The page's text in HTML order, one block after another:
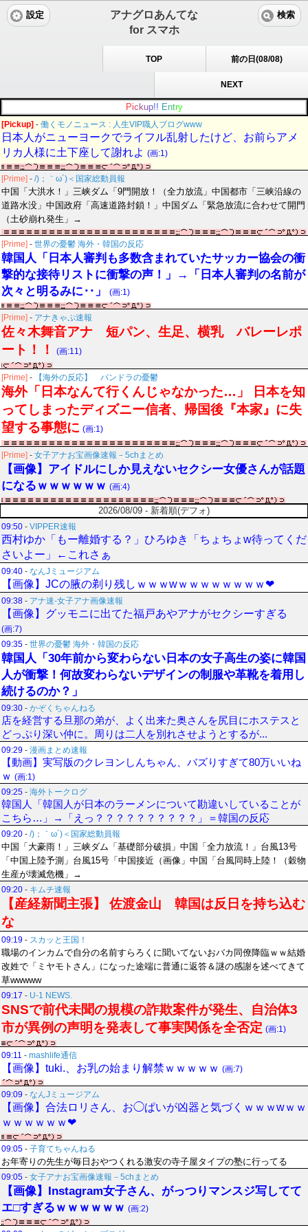
アナグロあんてな
for スマホ
設定 検索
TOP 前の日(08/08)
NEXT
Pic kup!! Entry
[Pickup] - 働くモノニュース : 人生VIP職人ブログwww
日本人がニューヨークでライフル乱射したけど、お前らアメ
リカ人様に土下座して謝れよ (画:1)
[Prime] - /)；｀ω´)＜国家総動員報
中国「大洪水！」三峡ダム「9門開放！（全力放流」中国都市「三峡沿線の
道路水没」中国政府「高速道路封鎖！」中国ダム「緊急放流に合わせて開門
（土砂崩れ発生」→
[Prime] - 世界の憂鬱 海外・韓国の反応
韓国人「日本人審判も多数含まれていたサッカー協会の衝
撃的な接待リストに衝撃の声！」→「日本人審判の名前が
次々と明るみに‥」
(画:1)
[Prime] - アナきゃぷ速報
佐々木舞音アナ 短パン、生足、横乳 バレーレポ
ート！！
(画:11)
[Prime] - 【海外の反応】 パンドラの憂鬱
海外「日本なんて行くんじゃなかった…」 日本を知
ってしまったディズニー信者、帰国後『本家』に失
望する事態に (画:1)
[Prime] - 女子アナお宝画像速報－5chまとめ
【画像】アイドルにしか見えないセクシー女優さんが話題
になるｗｗｗｗｗｗ (画:4)
2026/08/09 - 新着順(デフォ)
09:50 - VIPPER速報
西村ゆか「もー離婚する？」ひろゆき「ちょちょw待ってくだ
さいよー」←これさぁ
09:40 - なんJミュージアム
【画像】JCの腋の剃り残しｗｗｗwｗｗｗｗｗｗｗｗ❤
09:38 - アナ速‐女子アナ画像速報
【画像】グッモニに出てた福戸あやアナがセクシーすぎる
(画:7)
09:35 - 世界の憂鬱 海外・韓国の反応
韓国人「30年前から変わらない日本の女子高生の姿に韓国
人が衝撃！何故変わらないデザインの制服や革靴を着用し
続けるのか？」
09:30 - かぞくちゃんねる
店を経営する旦那の弟が、よく出来た奥さんを尻目にホステスと
どっぷり深い仲に。周りは二人を別れさせようとするが...
09:29 - 漫画まとめ速報
【動画】実写版のクレヨンしんちゃん、バズりすぎて80万いいね
ｗ (画:1)
09:25 - 海外トークログ
韓国人「韓国人が日本のラーメンについて勘違いしていることが
こちら…」→「えっ？？？？？？？？？？」＝韓国の反応
09:20 - /)；｀ω´)＜国家総動員報
中国「大豪雨！」三峡ダム「基礎部分破損」中国「全力放流！」台風13号
「中国上陸予測」台風15号「中国接近（画像」中国「台風同時上陸！（穀物
生産が壊滅危機」→
09:20 - キムチ速報
【産経新聞主張】 佐渡金山 韓国は反日を持ち込む
な
09:19 - スカッと王国！
職場のインカムで自分の名前すらろくに聞いてないおバカ同僚降臨ｗｗ結婚
改姓で「ミヤモトさん」になった途端に普通に返答＆謎の感謝を述べてきて
草wwwww
09:17 - U-1 NEWS.
SNSで前代未聞の規模の詐欺案件が発生、自治体3
市が異例の声明を発表して事実関係を全否定 (画:1)
09:11 - mashlife通信
【画像】tuki.、お乳の始まり解禁ｗｗｗｗｗ (画:7)
09:09 - なんJミュージアム
【画像】合法ロリさん、お◯ぱいが凶器と気づくｗｗｗwｗｗ
ｗｗｗｗｗｗ❤
09:05 - 子育てちゃんねる
お年寄りの先生が毎日おやつくれる激安の寺子屋タイプの塾に行ってる
09:05 - 女子アナお宝画像速報－5chまとめ
【画像】Instagram女子さん、がっつりマンスジ写してて
エ□すぎるｗｗｗｗｗｗ (画:2)